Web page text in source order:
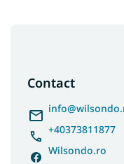
Contact
info@
+40373811877
Wilsondo.ro